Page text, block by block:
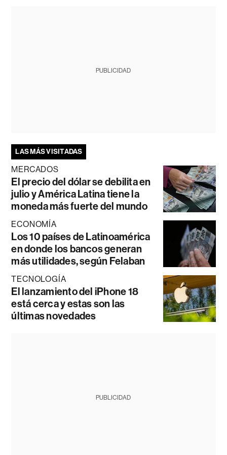
PUBLICIDAD
LAS MÁS VISITADAS
MERCADOS
El precio del dólar se debilita en
julio y América Latina tiene la
moneda más fuerte del mundo
ECONOMÍA
Los 10 países de Latinoamérica
en donde los bancos generan
más utilidades, según Felaban
TECNOLOGÍA
El lanzamiento del iPhone 18
está cerca y estas son las
últimas novedades
PUBLICIDAD